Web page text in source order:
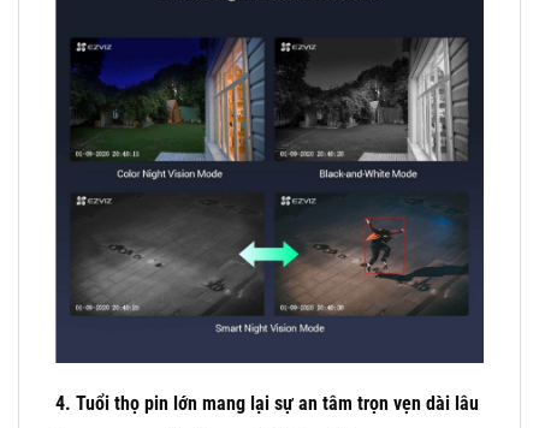
4. Tuổi thọ pin lớn mang lại sự an tâm trọn vẹn dài lâu